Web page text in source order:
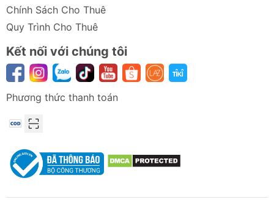
Chính Sách Cho Thuê
Quy Trình Cho Thuê
Kết nối với chúng tôi
Phương thức thanh toán